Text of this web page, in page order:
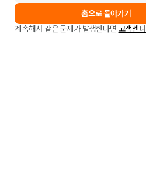
홈으로 돌아가기
계속해서 같은 문제가 발생한다면 고객센터